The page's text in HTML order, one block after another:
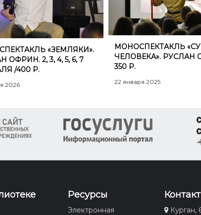
«ЗЕМЛЯКИ».
ОФРИН. 2, 3, 4, 5, 6, 7
/400 Р.
2026
МОНОСПЕКТАКЛЬ
ЧЕЛОВЕКА». РУСЛАН
350 Р.
22 января 2025
Ресурсы
Электронная Курган,